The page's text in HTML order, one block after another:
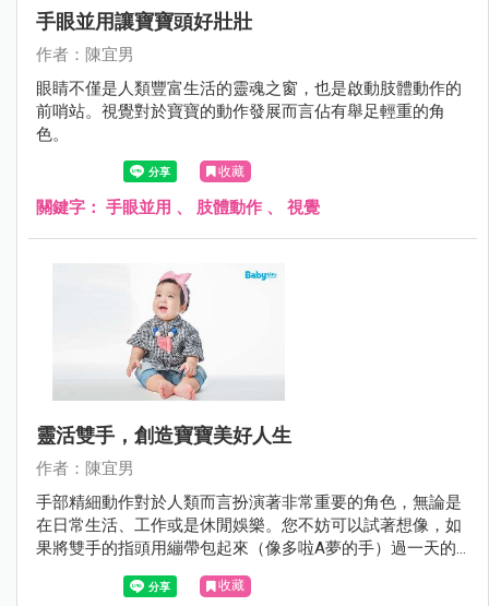
手眼並用讓寶寶頭好壯壯
作者：陳宜男
眼睛不僅是人類豐富生活的靈魂之窗，也是啟動肢體動作的
前哨站。視覺對於寶寶的動作發展而言佔有舉足輕重的角
色。
收藏
關鍵字： 手眼並用 、 肢體動作 、 視覺
靈活雙手，創造寶寶美好人生
作者：陳宜男
手部精細動作對於人類而言扮演著非常重要的角色，無論是
在日常生活、工作或是休閒娛樂。您不妨可以試著想像，如
果將雙手的指頭用繃帶包起來（像多啦A夢的手）過一天的
生活，會有哪些事情不方便？又會帶來什麼樣的困擾？我
想，光是早上起床後，掀開被子、打開廁所的門、脫褲子上
收藏